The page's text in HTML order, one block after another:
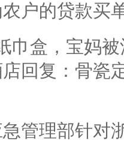
户的贷款买
巾盒，宝妈
回复：骨瓷
管理部针对